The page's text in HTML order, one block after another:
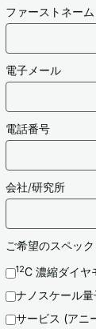
ファーストネーム
電子メール
電話番号
会社/研究所
ご希望のスペッ
12C 濃縮ダイヤ
ナノスケール
サービス (アニ